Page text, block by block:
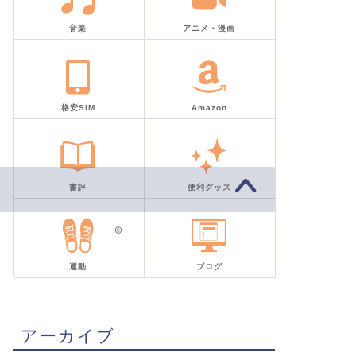
音楽 アニメ・漫画
格安SIM Amazon
書評 便利グッズ
運動 ブログ
アーカイブ
2019–2026 気取り屋ラプソディー